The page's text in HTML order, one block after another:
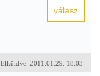
Elküldve: 2011.01.29. 18:03